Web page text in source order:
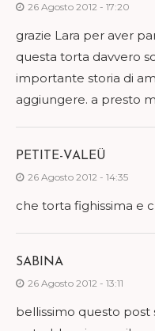
26 Agosto 2012 - 17:20
grazie Lara per aver
questa torta davvero
importante storia di
aggiungere. a presto
PETITE-VALEÜ
26 Agosto 2012 - 14:35
che torta fighissima e
SABINA
26 Agosto 2012 - 13:11
bellissimo questo post